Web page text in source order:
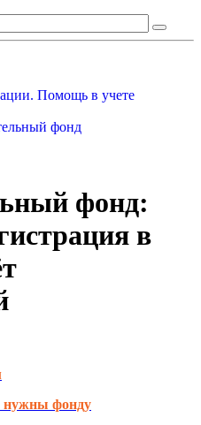
Помощь в учете
фонд
фонд:
в
нужны фонду